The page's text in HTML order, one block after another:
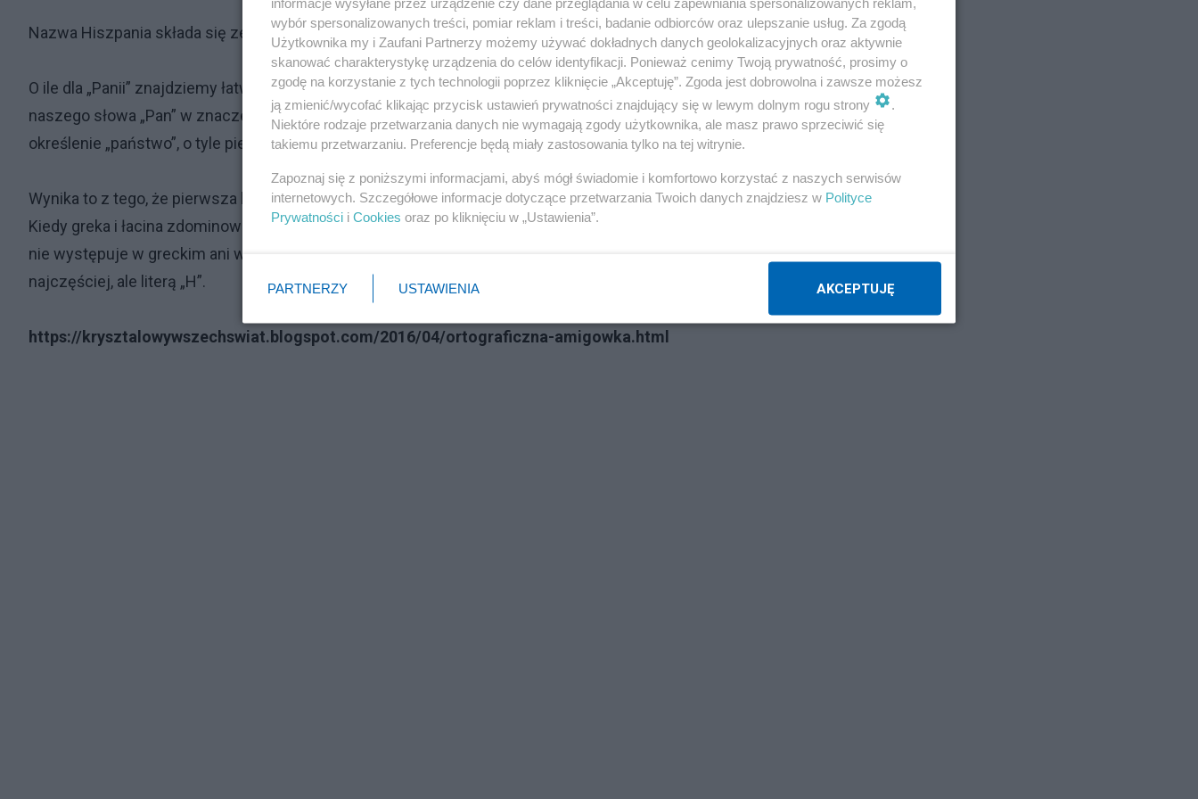
Nazwa Hiszpania składa się ze złożenia dwóch określeń. His i Pania.
O ile dla „Panii” znajdziemy łatwo wytłumaczenia znaczenia tego słowa, pochodzi ono jednoznacznie od
naszego słowa „Pan” w znaczeniu „Władca” „Właściciel” „wolny obywatel”, od tego wywodzi też nasze
określenie „państwo”, o tyle pierwsza część tego wyrazu jest trochę zagmatwana.
Wynika to z tego, że pierwsza litera „H” jest podmieniona i pierwotnie w tym miejscu występowała litera „W”.
Kiedy greka i łacina zdominowały piśmiennictwo w Europie, to musiało dojść do wyeliminowania litery „W”, bo ta
nie występuje w greckim ani w łacinie. Z jakichś tam względów nie zastąpiono jej literą „B”, co czyniono
najczęściej, ale literą „H”.
https://krysztalowywszechswiat.blogspot.com/2016/04/ortograficzna-amigowka.html
wybór spersonalizowanych treści, pomiar reklam i treści, badanie odbiorców oraz ulepszanie usług. Za zgodą
Użytkownika my i Zaufani Partnerzy możemy używać dokładnych danych geolokalizacyjnych oraz aktywnie
skanować charakterystykę urządzenia do celów identyfikacji. Ponieważ cenimy Twoją prywatność, prosimy o
zgodę na korzystanie z tych technologii poprzez kliknięcie „Akceptuję”. Zgoda jest dobrowolna i zawsze możesz
ją zmienić/wycofać klikając przycisk ustawień prywatności znajdujący się w lewym dolnym rogu strony
.
Niektóre rodzaje przetwarzania danych nie wymagają zgody użytkownika, ale masz prawo sprzeciwić się
takiemu przetwarzaniu. Preferencje będą miały zastosowania tylko na tej witrynie.
Zapoznaj się z poniższymi informacjami, abyś mógł świadomie i komfortowo korzystać z naszych serwisów
internetowych. Szczegółowe informacje dotyczące przetwarzania Twoich danych znajdziesz w Polityce
Prywatności i Cookies oraz po kliknięciu w „Ustawienia”.
PARTNERZY USTAWIENIA AKCEPTUJĘ